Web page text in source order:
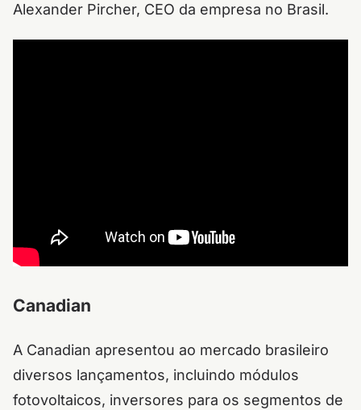
Alexander Pircher, CEO da empresa no Brasil.
Canadian
A Canadian apresentou ao mercado brasileiro
diversos lançamentos, incluindo módulos
fotovoltaicos, inversores para os segmentos de